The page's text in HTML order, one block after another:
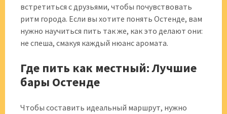
встретиться с друзьями, чтобы почувствовать
ритм города. Если вы хотите понять Остенде, вам
нужно научиться пить так же, как это делают они:
не спеша, смакуя каждый нюанс аромата.
Где пить как местный: Лучшие
бары Остенде
Чтобы составить идеальный маршрут, нужно